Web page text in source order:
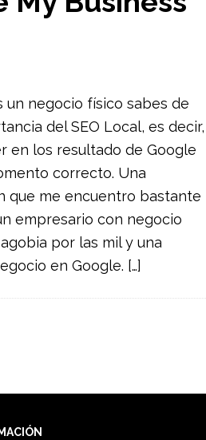
un negocio físico sabes de
del SEO Local, es decir,
en los resultado de Google
correcto. Una
que me encuentro bastante
empresario con negocio
por las mil y una
en Google. […]